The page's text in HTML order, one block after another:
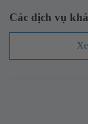
Các dịch vụ